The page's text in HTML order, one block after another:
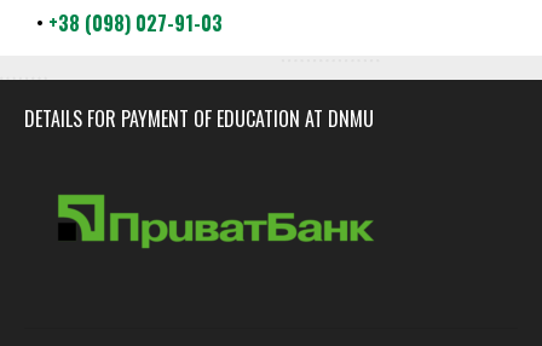
• +38 (098) 027-91-03
DETAILS FOR PAYMENT OF EDUCATION AT DNMU